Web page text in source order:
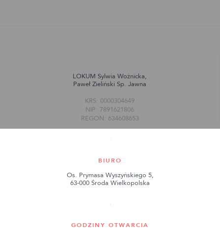
LOKUM Sylwia Woźnicka,
Paweł Zieliński Sp. Jawna
KRS: 0000304649
NIP: 7891621806
REGON: 634608653
BIURO
Os. Prymasa Wyszyńskiego 5,
63-000 Środa Wielkopolska
GODZINY OTWARCIA